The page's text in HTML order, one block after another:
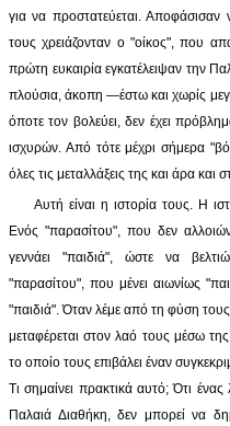
για να προστατεύεται.
τους χρειάζονταν ο "οίκος", που
πρώτη ευκαιρία εγκατέλειψαν την
πλούσια, άκοπη —έστω και χωρίς
όποτε τον βολεύει, δεν έχει
ισχυρών. Από τότε μέχρι σήμερα
όλες τις μεταλλάξεις της και άρα και
Αυτή είναι η ιστορία τους. Η
Ενός "παρασίτου", που δεν
γεννάει "παιδιά", ώστε να
"παρασίτου", που μένει αιωνίως
"παιδιά". Όταν λέμε από τη φύση
μεταφέρεται στον λαό τους μέσω
το οποίο τους επιβάλει έναν
Τι σημαίνει πρακτικά αυτό; Ότι
Παλαιά Διαθήκη, δεν μπορεί να